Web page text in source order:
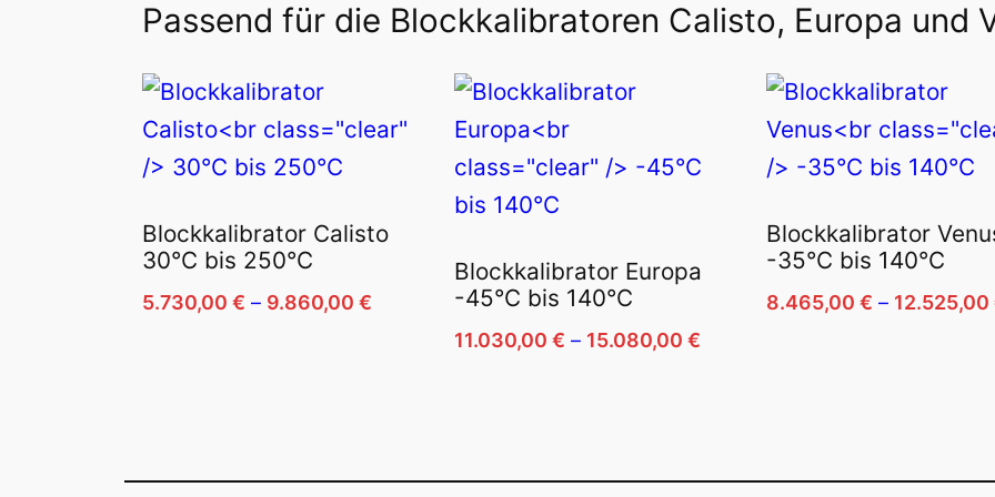
Passend für die Blockkalibratoren Calisto, Europa und
Blockkalibrator Calisto
30°C bis 250°C
5.730,00 € – 9.860,00 € Preisspanne:
5.730,00 €
Blockkalibrator Europa
-45°C bis 140°C
11.030,00€ – 15.080,00€
Blockkalibrator
-35°C bis 140°C
8.465,00€ – 12.525,00